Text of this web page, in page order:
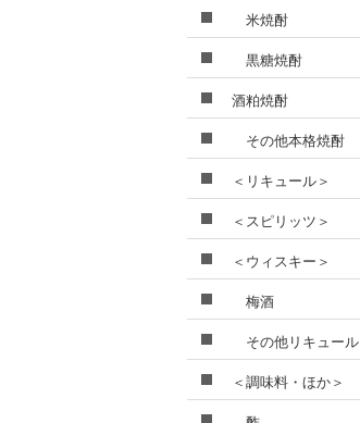
米焼酎
黒糖焼酎
酒粕焼酎
その他本格焼酎
＜リキュール＞
＜スピリッツ＞
＜ウィスキー＞
梅酒
その他リキュール
＜調味料・ほか＞